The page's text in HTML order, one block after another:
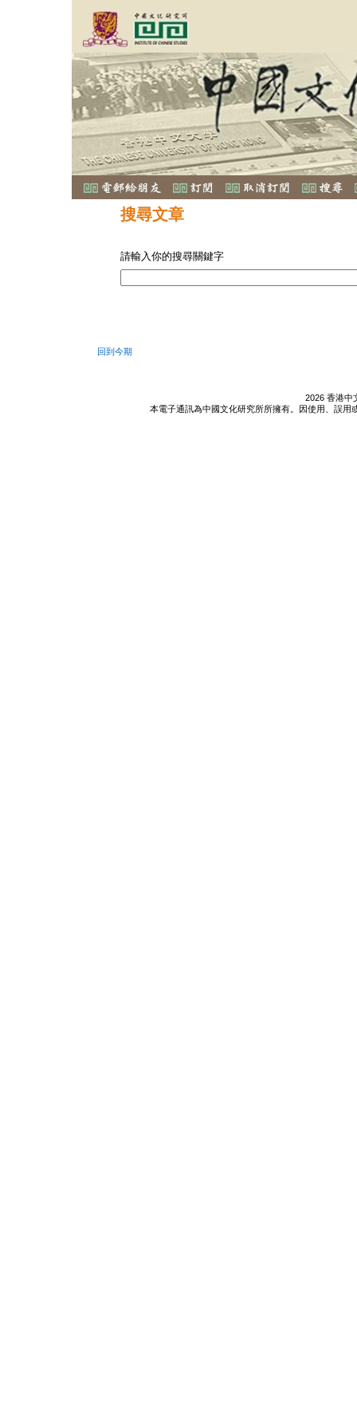
搜尋文章
請輸入你的搜尋關鍵字
回到今期
2026 香港中
本電子通訊為中國文化研究所所擁有。因使用、誤